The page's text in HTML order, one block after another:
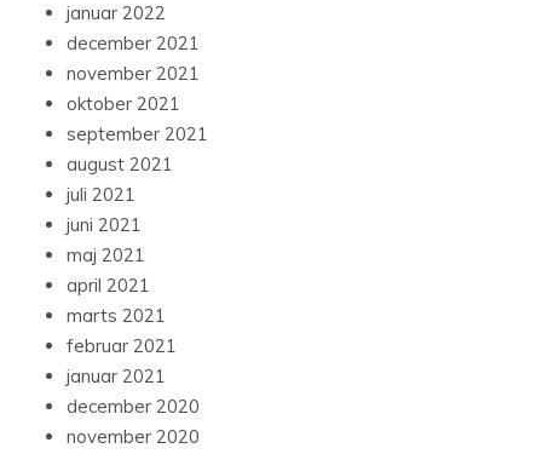
januar 2022
december 2021
november 2021
oktober 2021
september 2021
august 2021
juli 2021
juni 2021
maj 2021
april 2021
marts 2021
februar 2021
januar 2021
december 2020
november 2020